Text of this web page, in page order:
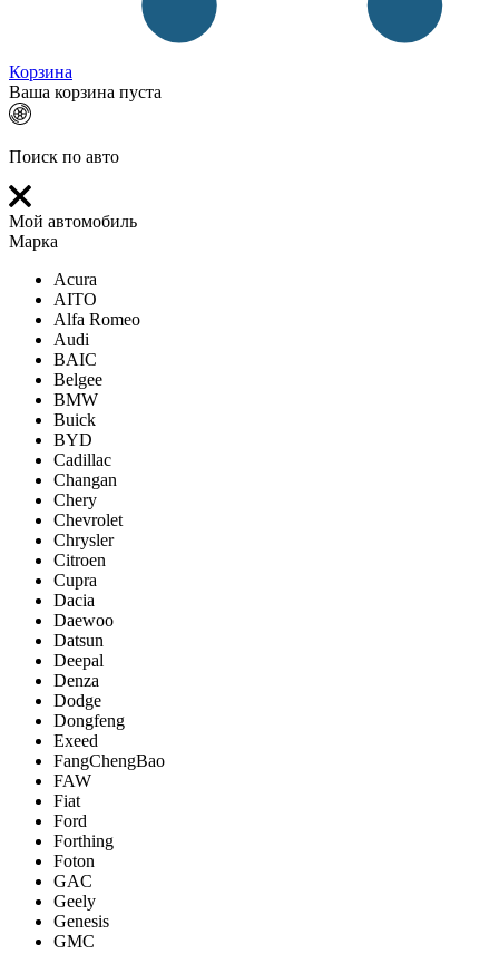
Корзина
Ваша корзина пуста
Поиск по авто
Мой автомобиль
Марка
Acura
AITO
Alfa Romeo
Audi
BAIC
Belgee
BMW
Buick
BYD
Cadillac
Changan
Chery
Chevrolet
Chrysler
Citroen
Cupra
Dacia
Daewoo
Datsun
Deepal
Denza
Dodge
Dongfeng
Exeed
FangChengBao
FAW
Fiat
Ford
Forthing
Foton
GAC
Geely
Genesis
GMC